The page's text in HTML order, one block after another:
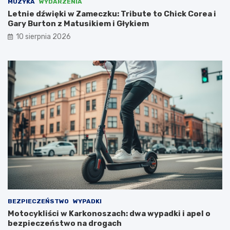
ć
z
N
i
e
a
m
i
l
i
c
ą
n
a
d
o
t
a
c
MUZYKA WYDARZENIA
Letnie dźwięki w Zameczku: Tribute to Chick Corea i
Gary Burton z Matusikiem i Głykiem
10 sierpnia 2026
BEZPIECZEŃSTWO WYPADKI
Motocykliści w Karkonoszach: dwa wypadki i apel o
bezpieczeństwo na drogach